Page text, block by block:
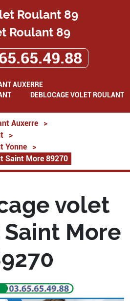
Roulant 89
AUXERRE
DEBLOCAGE VOLET ROULANT
Auxerre
>
>
Yonne
>
Saint More 89270
volet
More